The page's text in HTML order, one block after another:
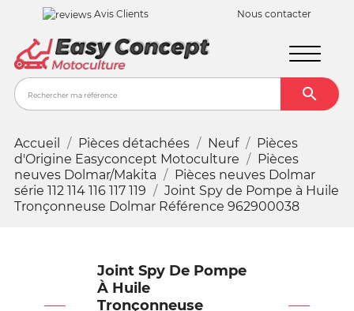
Avis Clients Nous contacter

Accueil Pièces détachées Neuf
Pièces
d'Origine Easyconcept Motoculture
Pièces
neuves Dolmar/Makita
Pièces neuves Dolmar
série 112 114 116 117 119
Joint Spy de Pompe à Huile
Tronçonneuse Dolmar Référence 962900038
Joint Spy De Pompe
À Huile
Tronçonneuse